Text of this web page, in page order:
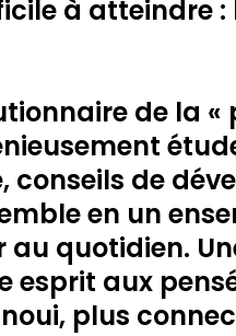
à atteindre :
de la «
conseils de
en un
quotidien.
esprit aux
plus